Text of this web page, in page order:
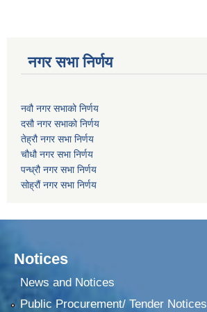
नगर सभा निर्णय
नवौ नगर सभाको निर्णय
दसौ नगर सभाको निर्णय
तेह्रौ नगर सभा निर्णय
चौधौ नगर सभा निर्णय
पन्ध्रौ नगर सभा निर्णय
सोह्रौं नगर सभा निर्णय
Notices
News and Notices
Public Procurement/ Tender Notices